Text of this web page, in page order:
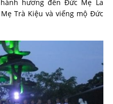
hương đến Đức Mẹ La
Trà Kiệu và viếng mộ Đức